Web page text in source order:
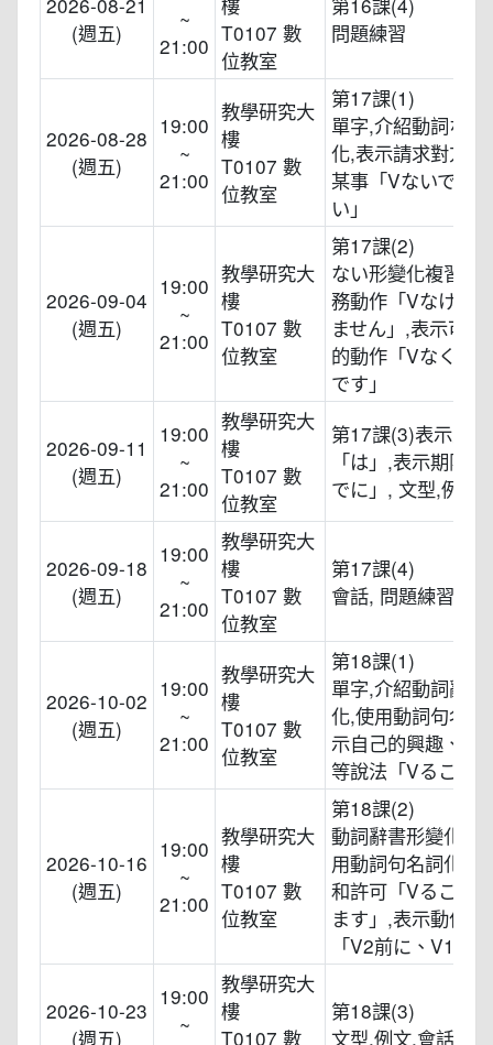
(週五)
~
21:00 T0107 數
位教室
問題練習
2026-08-28
(週五)
19:00
~
21:00
教學研究大
樓
T0107 數
位教室
第17課(1)
單字,介紹動詞ない
化,表示請求對方步
某事「Vないでく
い」
2026-09-04
(週五)
19:00
~
21:00
教學研究大
樓
T0107 數
位教室
第17課(2)
ない形變化複習,表
務動作「Vなけれ
ません」,表示可以
的動作「Vなくて
です」
2026-09-11
(週五)
19:00
~
21:00
教學研究大
樓
T0107 數
位教室
第17課(3)表示主
「は」,表示期限
でに」, 文型,例文
2026-09-18
(週五)
19:00
~
21:00
教學研究大
樓
T0107 數
位教室
第17課(4)
會話, 問題練習
2026-10-02
(週五)
19:00
~
21:00
教學研究大
樓
T0107 數
位教室
第18課(1)
單字,介紹動詞辭書
化,使用動詞句名詞
示自己的興趣、工
等說法「Vること
2026-10-16
(週五)
19:00
~
21:00
教學研究大
樓
T0107 數
位教室
第18課(2)
動詞辭書形變化複
用動詞句名詞化表
和許可「Vること
ます」,表示動作順
「V2前に、V1」
2026-10-23
(週五)
19:00
~
教學研究大
樓
T0107 數
第18課(3)
文型,例文,會話